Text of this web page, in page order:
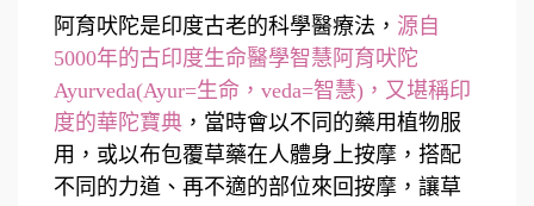
阿育吠陀是印度古老的科學醫療法， 源自
5000年的古印度生命醫學智慧阿育吠陀
Ayurveda(Ayur=生命，veda=智慧)，又堪稱印
度的華陀寶典 ，當時會以不同的藥用植物服
用，或以布包覆草藥在人體身上按摩，搭配
不同的力道、再不適的部位來回按摩，讓草